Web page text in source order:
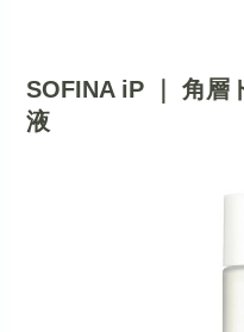
SOFINA iP ｜ 角層
液